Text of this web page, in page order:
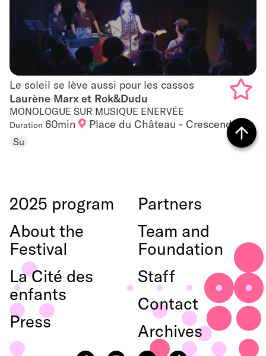
Le soleil se lève aussi pour les cassos
Le soleil se lève aussi pour les cassos
Laurène Marx et Rok&Dudu
MONOLOGUE SUR MUSIQUE ENERVÉE
Duration 60min Place du Château - Crescendo
Su
Add
to
2025 program
About the
Festival
La Cité des
enfants
Press
Partners
Team and
Foundation
Staff
Contact
Archives